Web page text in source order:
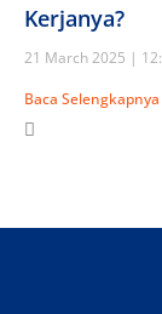
Kerjanya?
21 March 2025
Baca Selengkapnya